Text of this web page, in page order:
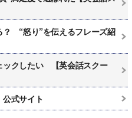
？ “怒り”を伝えるフレーズ紹
ックしたい 【英会話スクー
公式サイト